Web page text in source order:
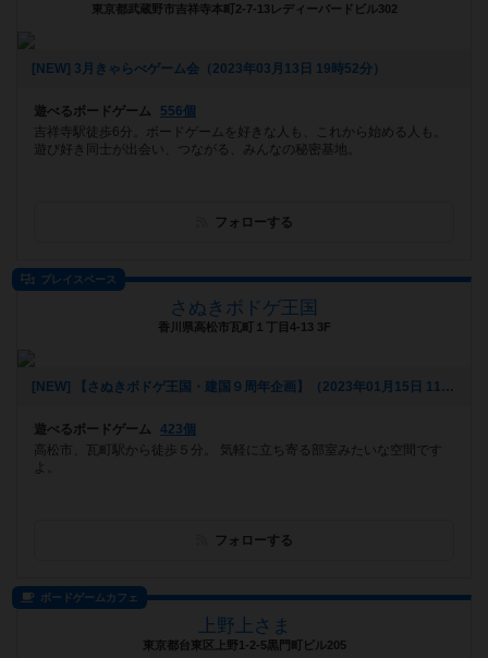
東京都武蔵野市吉祥寺本町2-7-13レディーバードビル302
[NEW] 3月きゃらべゲーム会（2023年03月13日 19時52分）
遊べるボードゲーム
556個
吉祥寺駅徒歩6分。ボードゲームを好きな人も、これから始める人も。
遊び好き同士が出会い、つながる、みんなの秘密基地。
フォローする
プレイスペース
さぬきボドゲ王国
香川県高松市瓦町１丁目4-13 3F
[NEW] 【さぬきボドゲ王国・建国９周年企画】（2023年01月15日 11時51分）
遊べるボードゲーム
423個
高松市、瓦町駅から徒歩５分。 気軽に立ち寄る部室みたいな空間です
よ。
フォローする
ボードゲームカフェ
上野上さま
東京都台東区上野1-2-5黒門町ビル205